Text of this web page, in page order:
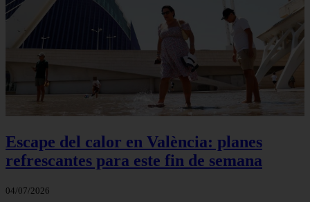
Escape del calor en València: planes
refrescantes para este fin de semana
04/07/2026